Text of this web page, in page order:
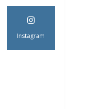
Instagram